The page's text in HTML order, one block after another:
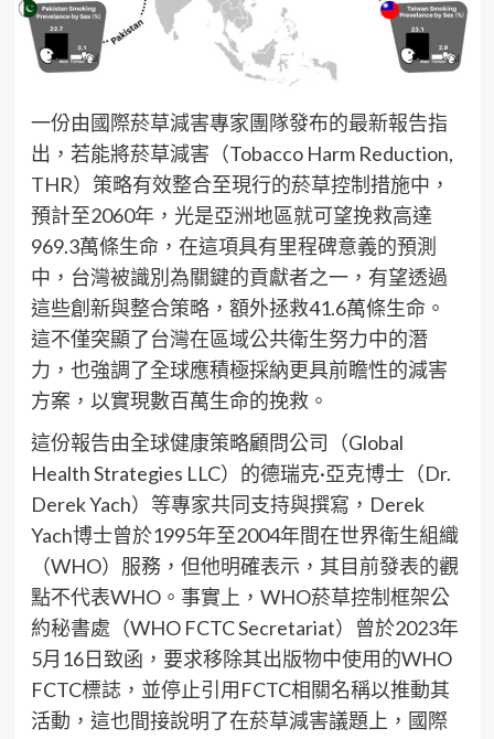
一份由國際菸草減害專家團隊發布的最新報告指
出，若能將菸草減害（Tobacco Harm Reduction,
THR）策略有效整合至現行的菸草控制措施中，
預計至2060年，光是亞洲地區就可望挽救高達
969.3萬條生命，在這項具有里程碑意義的預測
中，台灣被識別為關鍵的貢獻者之一，有望透過
這些創新與整合策略，額外拯救41.6萬條生命。
這不僅突顯了台灣在區域公共衛生努力中的潛
力，也強調了全球應積極採納更具前瞻性的減害
方案，以實現數百萬生命的挽救。
這份報告由全球健康策略顧問公司（Global
Health Strategies LLC）的德瑞克·亞克博士（Dr.
Derek Yach）等專家共同支持與撰寫，Derek
Yach博士曾於1995年至2004年間在世界衛生組織
（WHO）服務，但他明確表示，其目前發表的觀
點不代表WHO。事實上，WHO菸草控制框架公
約秘書處（WHO FCTC Secretariat）曾於2023年
5月16日致函，要求移除其出版物中使用的WHO
FCTC標誌，並停止引用FCTC相關名稱以推動其
活動，這也間接說明了在菸草減害議題上，國際